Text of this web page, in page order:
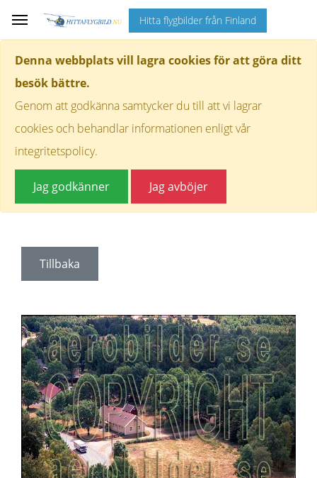
Denna webbplats vill lagra cookies för att göra ditt
besök bättre.
Genom att godkänna samtycker du till att vi lagrar
cookies och behandlar informationen enligt vår
integritetspolicy.
Jag godkänner Jag avböjer
Hitta flygbilder från Finland
Tillbaka